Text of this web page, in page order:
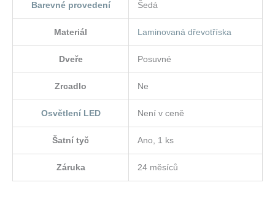
Barevné provedení Šedá
Materiál Laminovaná dřevotříska
Dveře Posuvné
Zrcadlo Ne
Osvětlení LED Není v ceně
Šatní tyč Ano, 1 ks
Záruka 24 měsíců